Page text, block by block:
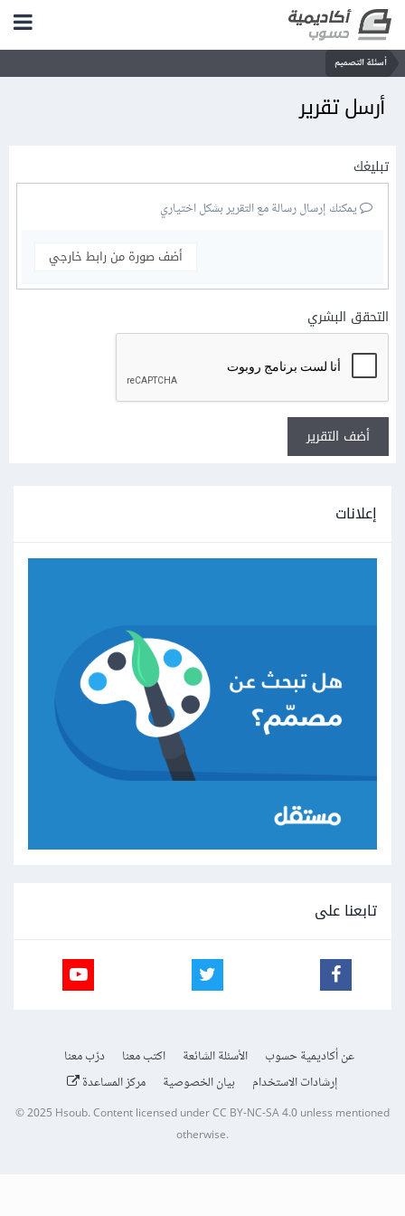
أسئلة التصميم
أرسل تقرير
تبليغك
يمكنك إرسال رسالة مع التقرير بشكل اختياري
أضف صورة من رابط خارجي
التحقق البشري
أضف التقرير
إعلانات
تابعنا على
عن أكاديمية حسوب الأسئلة الشائعة اكتب معنا
درّب معنا
إرشادات الاستخدام
بيان الخصوصية مركز المساعدة
© 2025 Hsoub.Content licensed underCC BY-NC-SA 4.0unless mentioned
otherwise.